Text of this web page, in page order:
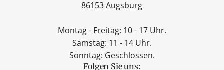
86153 Augsburg
Montag - Freitag: 10 - 17 Uhr.
Samstag: 11 - 14 Uhr.
Sonntag: Geschlossen.
Folgen Sie uns: